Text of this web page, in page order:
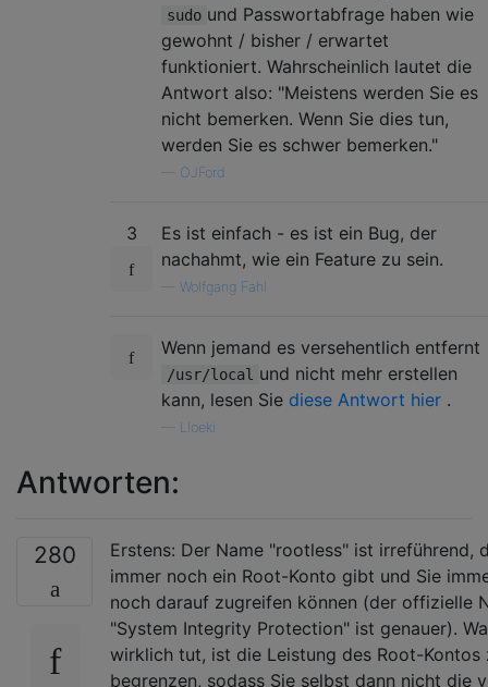
sudo und Passwortabfrage haben wie
gewohnt / bisher / erwartet
funktioniert. Wahrscheinlich lautet die
Antwort also: "Meistens werden Sie es
nicht bemerken. Wenn Sie dies tun,
werden Sie es schwer bemerken."
OJFord
3
Es ist einfach - es ist ein Bug, der
nachahmt, wie ein Feature zu sein.
Wolfgang Fahl
Wenn jemand es versehentlich entfernt
/usr/local und nicht mehr erstellen
kann, lesen Sie diese Antwort hier .
Lloeki
Antworten:
280
Erstens: Der Name "rootless" ist irreführend,
immer noch ein Root-Konto gibt und Sie
noch darauf zugreifen können (der offizielle
"System Integrity Protection" ist genauer).
wirklich tut, ist die Leistung des Root-Kontos
begrenzen, sodass Sie selbst dann nicht die